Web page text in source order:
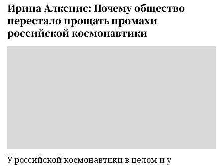
Ирина Алкснис: Почему общество
перестало прощать промахи
российской космонавтики
У российской космонавтики в целом и у